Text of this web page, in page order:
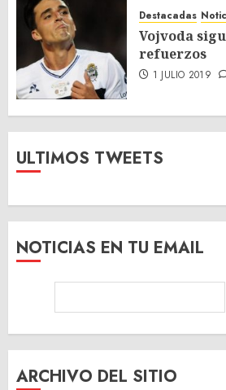
Destacadas
Vojvoda
refuerzos
1 JULIO 2019
ULTIMOS TWEETS
NOTICIAS EN TU EMAIL
ARCHIVO DEL SITIO